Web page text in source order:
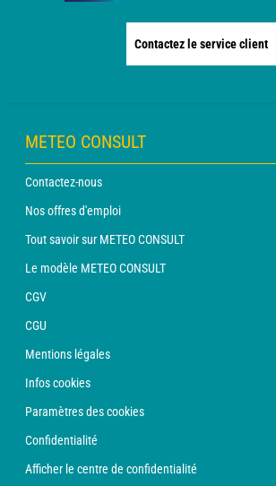
Contactez le service client
METEO CONSULT
Contactez-nous
Nos offres d'emploi
Tout savoir sur METEO CONSULT
Le modèle METEO CONSULT
CGV
CGU
Mentions légales
Infos cookies
Paramètres des cookies
Confidentialité
Afficher le centre de confidentialité